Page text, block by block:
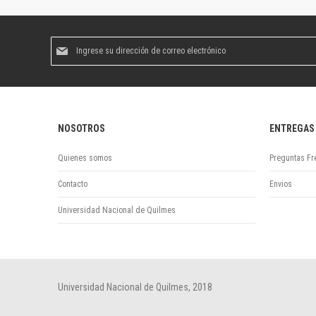
boletín
NOSOTROS
Quienes somos
Contacto
Universidad Nacional de Quilmes
ENTREGAS
Preguntas
Envios
Universidad Nacional de Quilmes, 2018